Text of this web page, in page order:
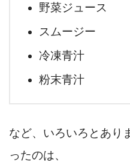
野菜ジュース
スムージー
冷凍青汁
粉末青汁
など、いろいろとあり
ったのは、